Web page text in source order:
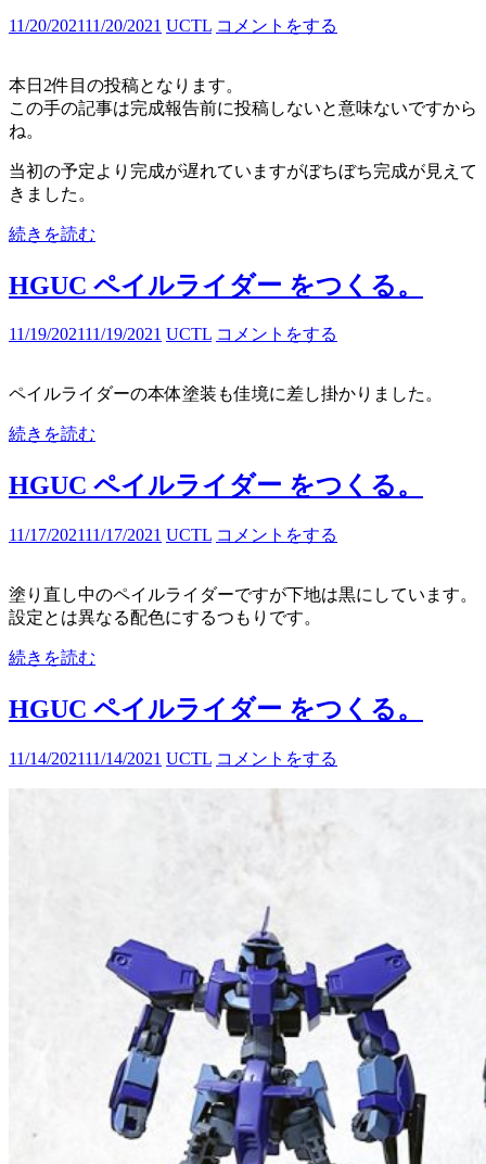
11/20/202111/20/2021 UCTL コメントをする
本日2件目の投稿となります。
この手の記事は完成報告前に投稿しないと意味ないですから
ね。
当初の予定より完成が遅れていますがぼちぼち完成が見えて
きました。
続きを読む
HGUC ペイルライダー をつくる。
11/19/202111/19/2021 UCTL コメントをする
ペイルライダーの本体塗装も佳境に差し掛かりました。
続きを読む
HGUC ペイルライダー をつくる。
11/17/202111/17/2021 UCTL コメントをする
塗り直し中のペイルライダーですが下地は黒にしています。
設定とは異なる配色にするつもりです。
続きを読む
HGUC ペイルライダー をつくる。
11/14/202111/14/2021 UCTL コメントをする